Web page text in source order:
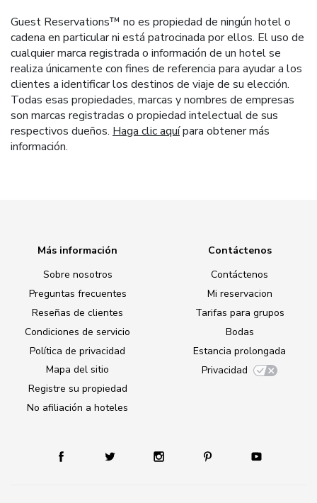
Guest Reservations™ no es propiedad de ningún hotel o
cadena en particular ni está patrocinada por ellos. El uso de
cualquier marca registrada o información de un hotel se
realiza únicamente con fines de referencia para ayudar a los
clientes a identificar los destinos de viaje de su elección.
Todas esas propiedades, marcas y nombres de empresas
son marcas registradas o propiedad intelectual de sus
respectivos dueños. Haga clic aquípara obtener más
información.
Más información
Sobre nosotros
Preguntas frecuentes
Reseñas de clientes
Condiciones de servicio
Política de privacidad
Mapa del sitio
Registre su propiedad
No afiliación a hoteles
Contáctenos
Contáctenos
Mi reservacion
Tarifas para grupos
Bodas
Estancia prolongada
Privacidad